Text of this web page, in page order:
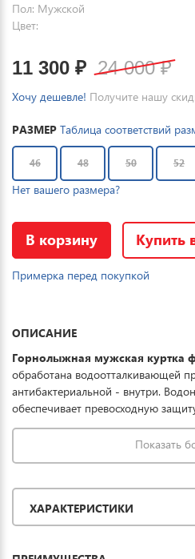
Пол: Мужской
Цвет:
11 300 ₽ 24 000₽
Хочу дешевле! Получите нашу
РАЗМЕР Таблица соответствий
46 48 50 52
Нет вашего размера?
В корзину Купить
Примерка перед покупкой
ОПИСАНИЕ
Горнолыжная мужская куртка
обработана водоотталкивающей
антибактериальной - внутри.
обеспечивает превосходную
ледяном дожде и оперативно
сохраняя тепло и комфорт.
можно для повседневной носки,
кулиски; Карман для SKIPAS на
молнии; для маски; для мобильных
юбка; Ветро-защитные манжеты
Показать
ХАРАКТЕРИСТИКИ